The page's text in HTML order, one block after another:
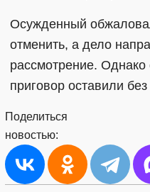
Осужденный
отменить, а дело
рассмотрение.
приговор оставили
Поделиться
новостью: